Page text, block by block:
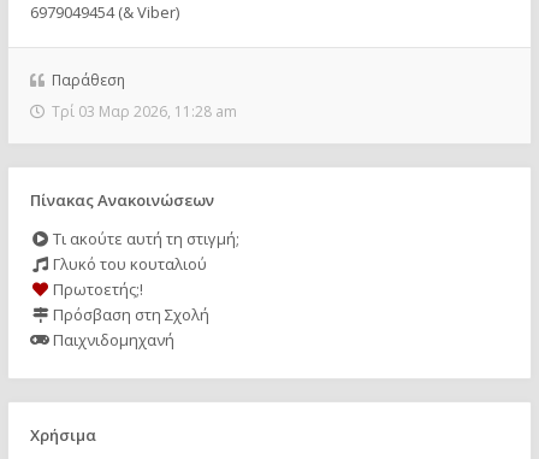
6979049454 (& Viber)
Παράθεση
Τρί 03 Μαρ 2026, 11:28 am
Πίνακας Ανακοινώσεων
Τι ακούτε αυτή τη στιγμή;
Γλυκό του κουταλιού
Πρωτοετής;!
Πρόσβαση στη Σχολή
Παιχνιδομηχανή
Χρήσιμα